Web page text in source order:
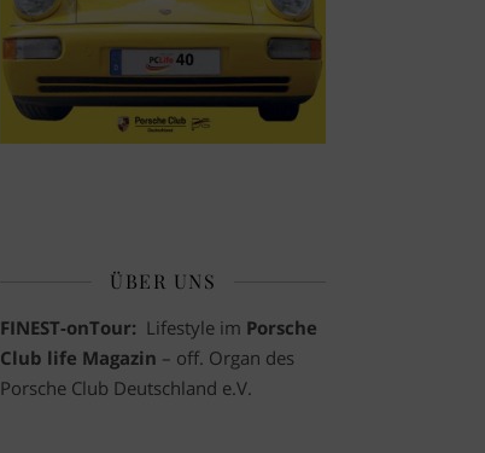
ÜBER UNS
FINEST-onTour: Lifestyle im Porsche
Club life Magazin – off. Organ des
Porsche Club Deutschland e.V.